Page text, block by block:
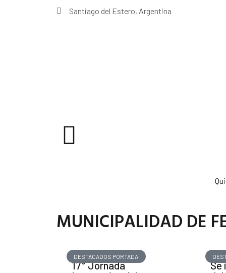
Santiago del Estero, Argentina
MUNICIPALIDAD DE
DESTACADOS PORTADA
17° Jornada
Se